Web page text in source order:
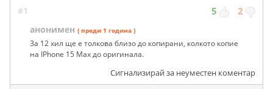
#1 5 2
анонимен ( преди 1 година )
За 12 хил ще е толкова близо до копирани, колкото копие
на IPhone 15 Мах до оригинала.
Сигнализирай за неуместен коментар